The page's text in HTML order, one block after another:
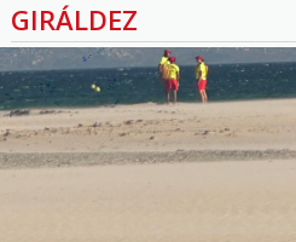
GIRÁLDEZ